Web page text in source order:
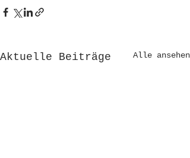
Aktuelle Beiträge Alle ansehen